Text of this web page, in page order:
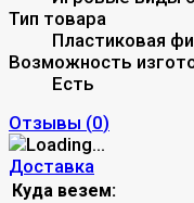
Тип товара
Пластиковая
Возможность
Есть
Отзывы (0)
Доставка
Куда везем: